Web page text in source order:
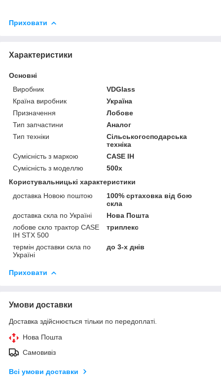
Приховати
Характеристики
Основні
Виробник
VDGlass
Країна виробник
Україна
Призначення
Лобове
Тип запчастини
Аналог
Тип техніки
Сільськогосподарська
техніка
Сумісність з маркою
CASE IH
Сумісність з моделлю
500x
Користувальницькі характеристики
доставка Новою поштою
100% сртаховка від бою
скла
доставка скла по Україні
Нова Пошта
лобове скло трактор CASE
IH STX 500
триплекс
термін доставки скла по
Україні
до 3-х днів
Приховати
Умови доставки
Доставка здійснюється тільки по передоплаті.
Нова Пошта
Самовивіз
Всі умови доставки